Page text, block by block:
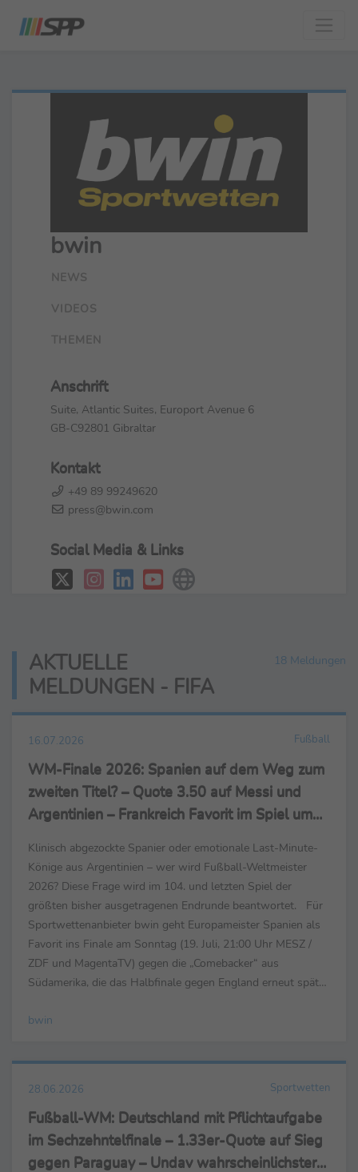
bwin
NEWS
VIDEOS
THEMEN
Anschrift
Suite, Atlantic Suites, Europort Avenue 6
GB-C92801 Gibraltar
Kontakt
+49 89 99249620
press@bwin.com
Social Media & Links
AKTUELLE
MELDUNGEN - FIFA
18 Meldungen
16.07.2026 Fußball
WM-Finale 2026: Spanien auf dem Weg zum
zweiten Titel? – Quote 3.50 auf Messi und
Argentinien – Frankreich Favorit im Spiel um
Klinisch abgezockte Spanier oder emotionale Last-Minute-
Könige aus Argentinien – wer wird Fußball-Weltmeister
2026? Diese Frage wird im 104. und letzten Spiel der
größten bisher ausgetragenen Endrunde beantwortet. Für
Sportwettenanbieter bwin geht Europameister Spanien als
Favorit ins Finale am Sonntag (19. Juli, 21:00 Uhr MESZ /
ZDF und MagentaTV) gegen die „Comebacker“ aus
Südamerika, die das Halbfinale gegen England erneut spät
bwin
28.06.2026 Sportwetten
Fußball-WM: Deutschland mit Pflichtaufgabe
im Sechzehntelfinale – 1.33er-Quote auf Sieg
gegen Paraguay – Undav wahrscheinlichster